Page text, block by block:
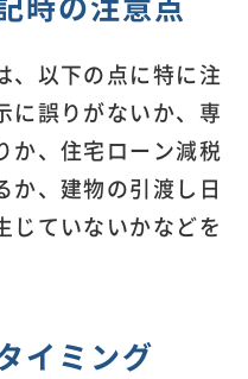
、以下の点に特に注
に誤りがないか、専
か、住宅ローン減税
か、建物の引渡し日
じていないかなどを
イミング